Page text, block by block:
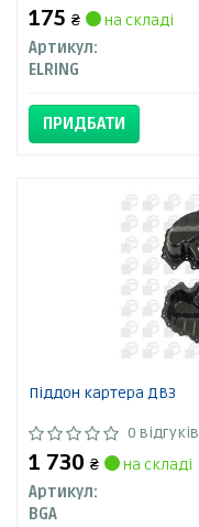
175 ₴
на складі
Артикул:
ELRING
ПРИДБАТИ
Піддон картера ДВЗ
0 відгуків
1 730 ₴
на складі
Артикул:
BGA